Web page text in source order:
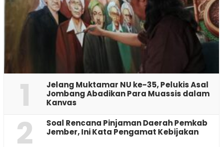
1
Jelang Muktamar NU ke-35, Pelukis Asal
Jombang Abadikan Para Muassis dalam
Kanvas
2
‎Soal Rencana Pinjaman Daerah Pemkab
Jember, Ini Kata Pengamat Kebijakan ‎